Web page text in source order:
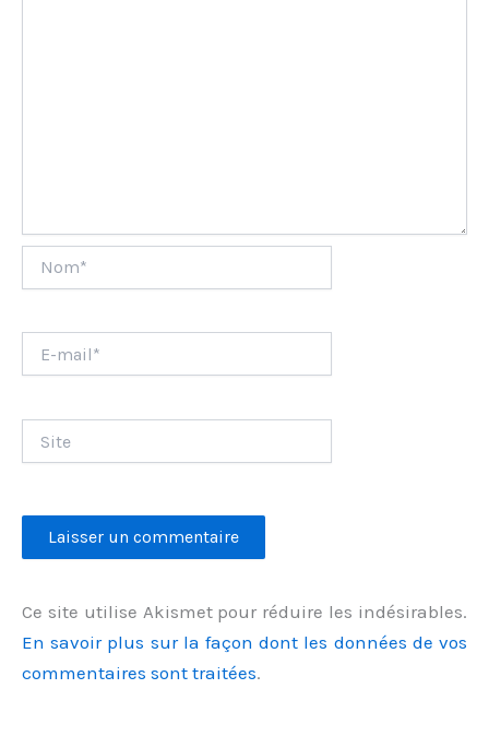
mail*
Ce site utilise Akismet pour réduire les indésirables.
En savoir plus sur la façon dont les données de vos
commentaires sont traitées.